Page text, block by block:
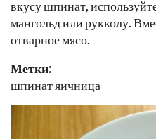
вкусу шпинат,
мангольд или рукколу.
отварное мясо.
Метки:
шпинат яичница